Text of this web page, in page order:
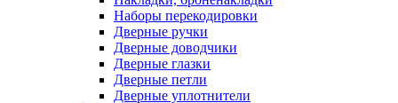
Наборы перекодировки
Дверные ручки
Дверные доводчики
Дверные глазки
Дверные петли
Дверные уплотнители